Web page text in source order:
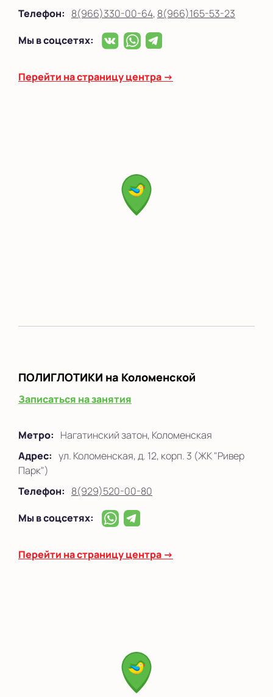
Телефон: 8(966)330-00-64, 8(966)165-53-23
Мы в соцсетях:
Перейти на страницу центра →
ПОЛИГЛОТИКИ на Коломенской
Записаться на занятия
Метро: Нагатинский затон, Коломенская
Адрес: ул. Коломенская, д. 12, корп. 3 (ЖК "Ривер
Парк")
Телефон: 8(929)520-00-80
Мы в соцсетях:
Перейти на страницу центра →